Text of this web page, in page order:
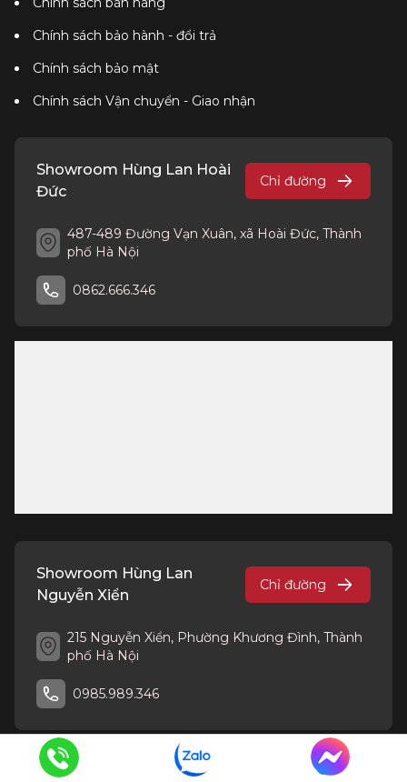
Chính sách bảo hành - đổi trả
Chính sách bảo mật
Chính sách Vận chuyển - Giao nhận
Showroom Hùng Lan Hoài
Đức
Chỉ đường
487-489 Đường Vạn Xuân, xã Hoài Đức, Thành
phố Hà Nội
0862.666.346
Showroom Hùng Lan
Nguyễn Xiển
Chỉ đường
215 Nguyễn Xiển, Phường Khương Đình, Thành
phố Hà Nội
0985.989.346